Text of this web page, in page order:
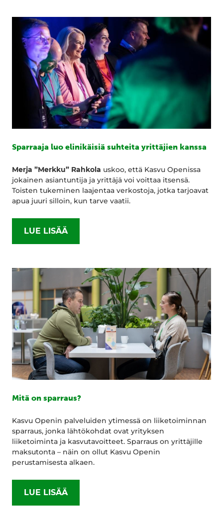
Sparraaja luo elinikäisiä suhteita yrittäjien kanssa
Merja ”Merkku” Rahkola uskoo, että Kasvu Openissa
jokainen asiantuntija ja yrittäjä voi voittaa itsensä.
Toisten tukeminen laajentaa verkostoja, jotka tarjoavat
apua juuri silloin, kun tarve vaatii.
LUE LISÄÄ
Mitä on sparraus?
Kasvu Openin palveluiden ytimessä on liiketoiminnan
sparraus, jonka lähtökohdat ovat yrityksen
liiketoiminta ja kasvutavoitteet. Sparraus on yrittäjille
maksutonta – näin on ollut Kasvu Openin
perustamisesta alkaen.
LUE LISÄÄ